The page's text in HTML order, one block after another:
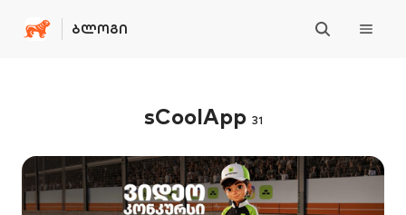
ᲑᲚᲝᲒᲘ
sCoolApp 31